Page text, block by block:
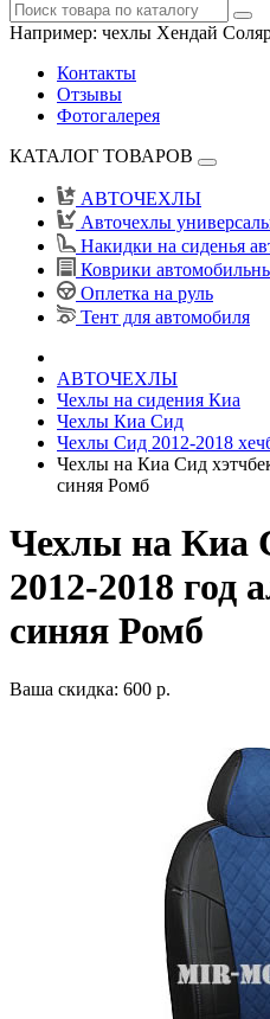
Например: чехлы Хендай
Контакты
Отзывы
Фотогалерея
КАТАЛОГ ТОВАРОВ
АВТОЧЕХЛЫ
Авточехлы
Накидки на сиденья
Коврики
Оплетка на руль
Тент для автомобиля
АВТОЧЕХЛЫ
Чехлы на сидения Киа
Чехлы Киа Сид
Чехлы Сид 2012-2018
Чехлы на Киа Сид
синяя Ромб
Чехлы на Киа
2012-2018 год
синяя Ромб
Ваша скидка: 600 р.